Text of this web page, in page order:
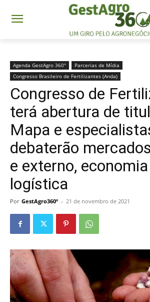
Agenda GestAgro 360°
Parcerias de Mídia
Congresso Brasileiro de Fertilizantes (Anda)
Congresso de
terá abertura de
Mapa e
debaterão
e externo,
logística
Por GestAgro360º - 21 de novembro de 2021